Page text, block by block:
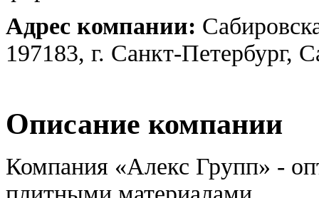
Адрес компании:
197183, г. Санкт-Петербург,
Описание компании
Компания «Алекс Групп» -